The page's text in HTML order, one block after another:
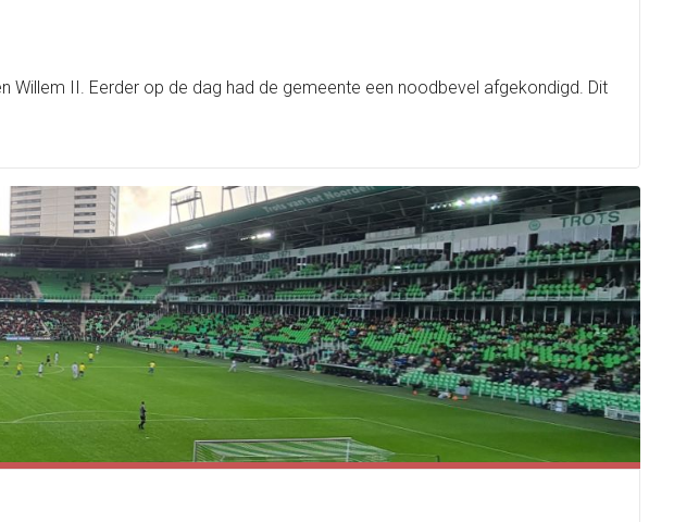
Willem II. Eerder op de dag had de gemeente een noodbevel afgekondigd. Dit